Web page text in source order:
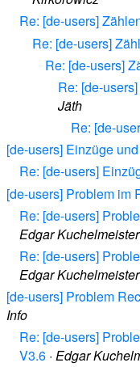
Re: [de-users]
Re: [de-users]
Re: [de-users]
Re: [de-
Jäth
Re: [de-
[de-users] Einzüge
Re: [de-users]
[de-users] Problem im
Re: [de-users]
Edgar Kuchelmeister
Re: [de-users]
Edgar Kuchelmeister
[de-users] Problem
Info
Re: [de-users]
V3.6 · Edgar